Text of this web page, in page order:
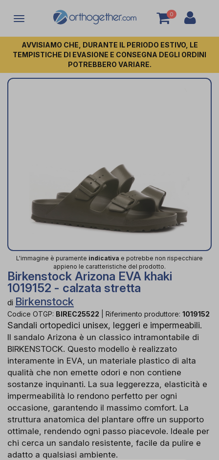
Attiva/disattiva
navigazione
0
AVVISIAMO CHE, DURANTE IL PERIODO ESTIVO, LE
TEMPISTICHE DI EVASIONE E CONSEGNA DEGLI ORDINI
POTREBBERO VARIARE.
L'immagine è puramente indicativa e potrebbe non rispecchiare
appieno le caratteristiche del prodotto.
Birkenstock Arizona EVA khaki
1019152 - calzata stretta
di Birkenstock
Codice OTGP: BIREC25522 Riferimento produttore: 1019152
Sandali ortopedici unisex, leggeri e impermeabili.
Il sandalo Arizona è un classico intramontabile di
BIRKENSTOCK. Questo modello è realizzato
interamente in EVA, un materiale plastico di alta
qualità che non emette odori e non contiene
sostanze inquinanti. La sua leggerezza, elasticità e
impermeabilità lo rendono perfetto per ogni
occasione, garantendo il massimo comfort. La
struttura anatomica del plantare offre un supporto
ottimale, rendendo ogni passo piacevole. Ideale per
chi cerca un sandalo resistente, facile da pulire e
adatto a qualsiasi ambiente.